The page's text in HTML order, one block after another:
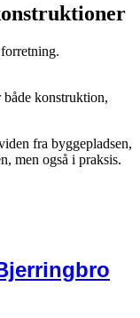
både konstruktion,
fra byggepladsen,
men også i praksis.